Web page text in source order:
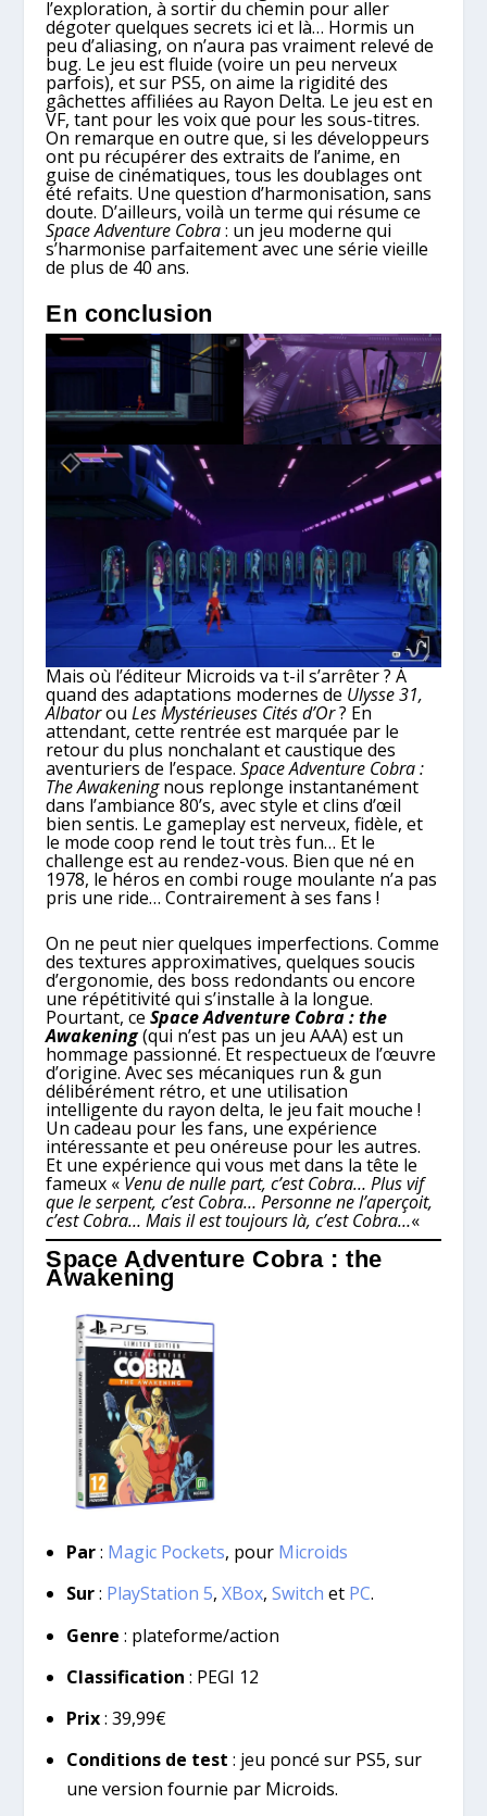
l’exploration, à sortir du chemin pour aller
dégoter quelques secrets ici et là… Hormis un
peu d’aliasing, on n’aura pas vraiment relevé de
bug. Le jeu est fluide (voire un peu nerveux
parfois), et sur PS5, on aime la rigidité des
gâchettes affiliées au Rayon Delta. Le jeu est en
VF, tant pour les voix que pour les sous-titres.
On remarque en outre que, si les développeurs
ont pu récupérer des extraits de l’anime, en
guise de cinématiques, tous les doublages ont
été refaits. Une question d’harmonisation, sans
doute. D’ailleurs, voilà un terme qui résume ce
Space Adventure Cobra: un jeu moderne qui
s’harmonise parfaitement avec une série vieille
de plus de 40 ans.
En conclusion
Mais où l’éditeur Microids va t-il s’arrêter ? À
quand des adaptations modernes de Ulysse 31,
AlbatorouLes Mystérieuses Cités d’Or? En
attendant, cette rentrée est marquée par le
retour du plus nonchalant et caustique des
aventuriers de l’espace.Space Adventure Cobra :
The Awakeningnous replonge instantanément
dans l’ambiance 80’s, avec style et clins d’œil
bien sentis. Le gameplay est nerveux, fidèle, et
le mode coop rend le tout très fun… Et le
challenge est au rendez-vous. Bien que né en
1978, le héros en combi rouge moulante n’a pas
pris une ride… Contrairement à ses fans !
On ne peut nier quelques imperfections. Comme
des textures approximatives, quelques soucis
d’ergonomie, des boss redondants ou encore
une répétitivité qui s’installe à la longue.
Pourtant, ceSpace Adventure Cobra : the
Awakening(qui n’est pas un jeu AAA) est un
hommage passionné. Et respectueux de l’œuvre
d’origine. Avec ses mécaniques run & gun
délibérément rétro, et une utilisation
intelligente du rayon delta, le jeu fait mouche !
Un cadeau pour les fans, une expérience
intéressante et peu onéreuse pour les autres.
Et une expérience qui vous met dans la tête le
fameux «Venu de nulle part, c’est Cobra… Plus vif
que le serpent, c’est Cobra… Personne ne l’aperçoit,
c’est Cobra… Mais il est toujours là, c’est Cobra…«
Space Adventure Cobra : the
Awakening
Par: Magic Pockets, pour Microids
Sur: PlayStation 5, XBox, Switch et PC.
Genre : plateforme/action
Classification : PEGI 12
Prix: 39,99€
Conditions de test : jeu poncé sur PS5, sur
une version fournie par Microids.